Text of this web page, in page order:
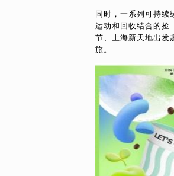
同时，一系列可持
运动和回收结合的
节、上海新天地出
旅。